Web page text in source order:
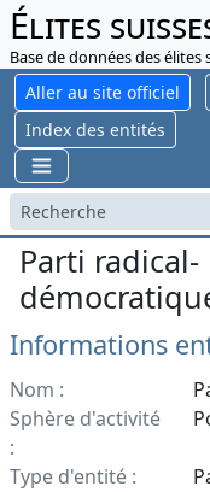
Élites
Base de données des élites
Aller au site officiel
Index des entités
Parti radical-
Informations
Nom :
Sphère d'activité
:
Type d'entité :